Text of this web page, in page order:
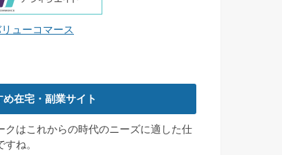
ューコマース
め在宅・副業サイト
クはこれからの時代のニーズに適した仕
すね。